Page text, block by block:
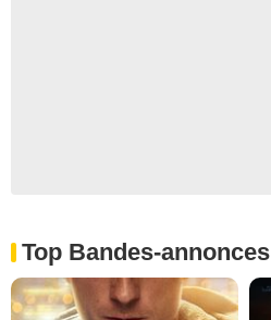
Top Bandes-annonces